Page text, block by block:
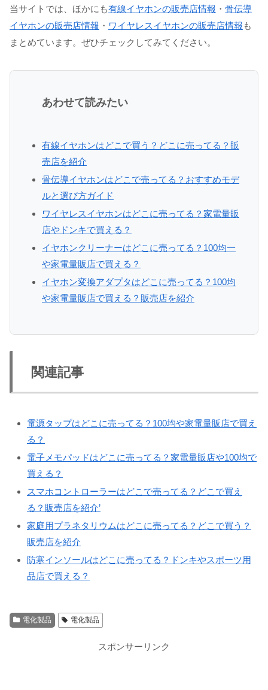
当サイトでは、ほかにも有線イヤホンの販売店情報 ・ 骨伝導
イヤホンの販売店情報 ・ ワイヤレスイヤホンの販売店情報 も
まとめています。ぜひチェックしてみてください。
あわせて読みたい
有線イヤホンはどこで買う？どこに売ってる？販
売店を紹介
骨伝導イヤホンはどこで売ってる？おすすめモデ
ルと選び方ガイド
ワイヤレスイヤホンはどこに売ってる？家電量販
店やドンキで買える？
イヤホンクリーナーはどこに売ってる？100均一
や家電量販店で買える？
イヤホン変換アダプタはどこに売ってる？100均
や家電量販店で買える？販売店を紹介
関連記事
電源タップはどこに売ってる？100均や家電量販店で買え
る？
電子メモパッドはどこに売ってる？家電量販店や100均で
買える？
スマホコントローラーはどこで売ってる？どこで買え
る？販売店を紹介’
家庭用プラネタリウムはどこに売ってる？どこで買う？
販売店を紹介
防寒インソールはどこに売ってる？ドンキやスポーツ用
品店で買える？
電化製品 電化製品
スポンサーリンク